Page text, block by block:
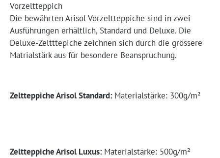
Vorzeltteppich
Die bewährten Arisol Vorzeltteppiche sind in zwei
Ausführungen erhältlich, Standard und Deluxe. Die
Deluxe-Zeltttepiche zeichnen sich durch die grössere
Matrialstärk aus für besondere Beanspruchung.
Zeltteppiche Arisol Standard: Materialstärke: 300g/m²
Zeltteppiche Arisol Luxus: Materialstärke: 500g/m²